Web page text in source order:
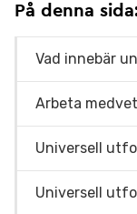
På denna
Vad innebär
Arbeta
Universell
Universell